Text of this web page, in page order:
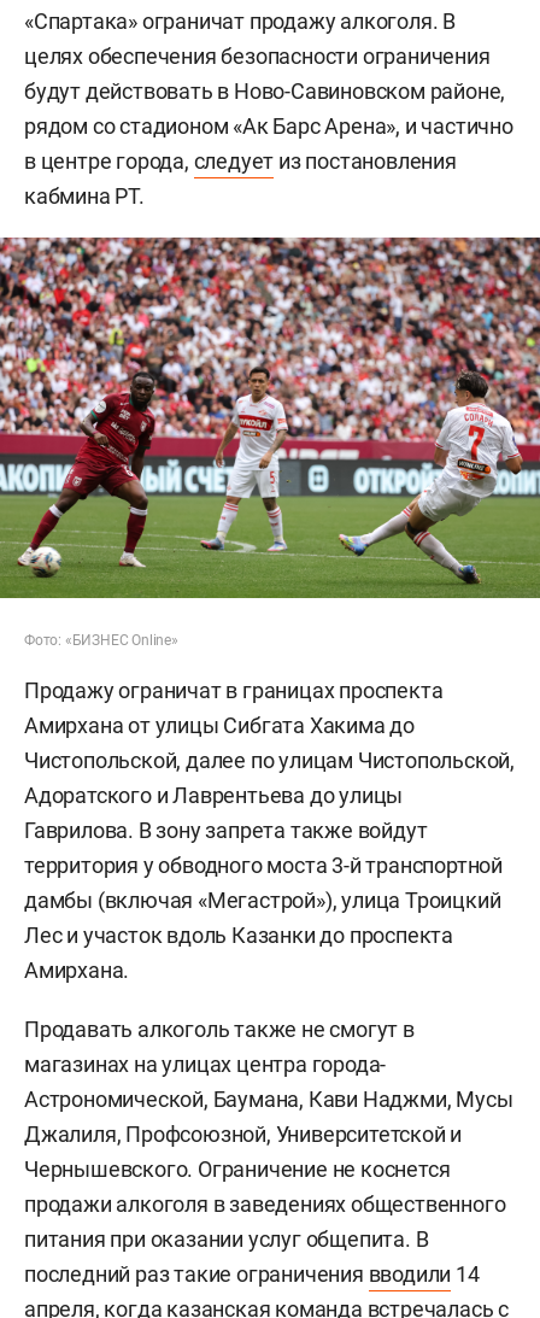
«Спартака» ограничат продажу алкоголя. В
целях обеспечения безопасности ограничения
будут действовать в Ново-Савиновском районе,
рядом со стадионом «Ак Барс Арена», и частично
в центре города, следует из постановления
кабмина РТ.
Фото: «БИЗНЕС Online»
Продажу ограничат в границах проспекта
Амирхана от улицы Сибгата Хакима до
Чистопольской, далее по улицам Чистопольской,
Адоратского и Лаврентьева до улицы
Гаврилова. В зону запрета также войдут
территория у обводного моста 3-й транспортной
дамбы (включая «Мегастрой»), улица Троицкий
Лес и участок вдоль Казанки до проспекта
Амирхана.
Продавать алкоголь также не смогут в
магазинах на улицах центра города-
Астрономической, Баумана, Кави Наджми, Мусы
Джалиля, Профсоюзной, Университетской и
Чернышевского. Ограничение не коснется
продажи алкоголя в заведениях общественного
питания при оказании услуг общепита. В
последний раз такие ограничения вводили 14
апреля, когда казанская команда встречалась с